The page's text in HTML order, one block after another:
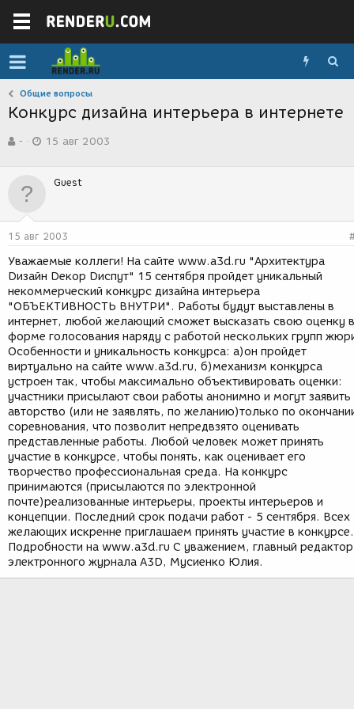
Общие вопросы
Конкурс дизайна интерьера в интернете
в
р
м
-
а
д
н
и
я
15 авг 2003
Guest
15 авг 2003
Уважаемые коллеги! На сайте www.a3d.ru "Архитектура
Dизайн Dекор Dиспут" 15 сентября пройдет уникальный
некоммерческий конкурс дизайна интерьера
"ОБЪЕКТИВНОСТЬ ВНУТРИ". Работы будут выставлены в
интернет, любой желающий сможет высказать свою оценку в
форме голосования наряду с работой нескольких групп
Особенности и уникальность конкурса: a)он пройдет
виртуально на сайте www.a3d.ru, б)механизм конкурса
устроен так, чтобы максимально объективировать оценки:
участники присылают свои работы анонимно и могут заявить
авторство (или не заявлять, по желанию)только по
соревнования, что позволит непредвзято оценивать
представленные работы. Любой человек может принять
участие в конкурсе, чтобы понять, как оценивает его
творчество профессиональная среда. На конкурс
принимаются (присылаются по электронной
почте)реализованные интерьеры, проекты интерьеров и
концепции. Последний срок подачи работ - 5 сентября. Всех
желающих искренне приглашаем принять участие в конкурсе.
Подробности на www.a3d.ru С уважением, главный редактор
электронного журнала A3D, Мусиенко Юлия.